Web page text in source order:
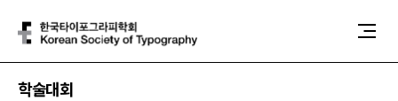
메인메뉴 바로가기
본문 바로가기
학술대회